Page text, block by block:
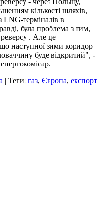
- через Польщу,
кількості шляхів,
LNG-терміналів в
була проблема з тим,
. Але це
наступної зими коридор
буде відкритий", -
| Теги: газ, Європа, експорт